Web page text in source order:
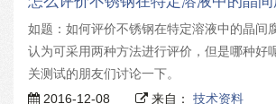
如题：如何评价不锈钢在特定溶液中的晶间
认为可采用两种方法进行评价，但是哪种好
关测试的朋友们讨论一下。
2016-12-08
来自： 技术资料